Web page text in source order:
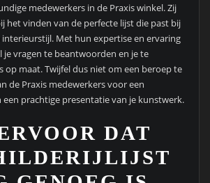
medewerkers in de Praxis winkel. Zij
het vinden van de perfecte lijst die past bij
Met hun expertise en ervaring
je vragen te beantwoorden en je te
op maat. Twijfel dus niet om een beroep te
de Praxis medewerkers voor een
een prachtige presentatie van je kunstwerk.
DAT